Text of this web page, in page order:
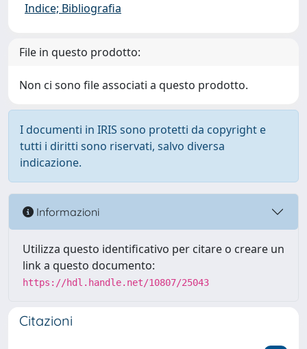
Indice; Bibliografia
File in questo prodotto:
Non ci sono file associati a questo prodotto.
I documenti in IRIS sono protetti da copyright e
tutti i diritti sono riservati, salvo diversa
indicazione.
Informazioni
Utilizza questo identificativo per citare o creare un
link a questo documento:
https://hdl.handle.net/10807/25043
Citazioni